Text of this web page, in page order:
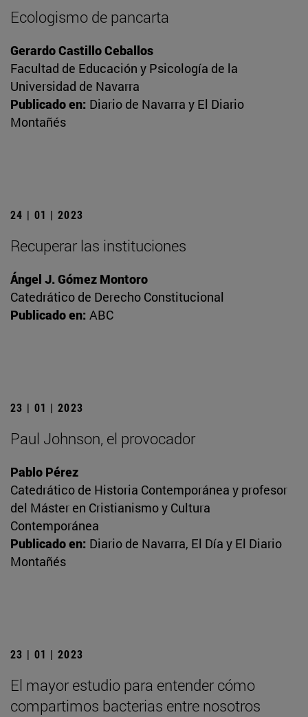
Ecologismo de pancarta
Gerardo Castillo Ceballos
Facultad de Educación y Psicología de la
Universidad de Navarra
Publicado en: Diario de Navarra y El Diario
Montañés
24 | 01 | 2023
Recuperar las instituciones
Ángel J. Gómez Montoro
Catedrático de Derecho Constitucional
Publicado en: ABC
23 | 01 | 2023
Paul Johnson, el provocador
Pablo Pérez
Catedrático de Historia Contemporánea y profesor
del Máster en Cristianismo y Cultura
Contemporánea
Publicado en: Diario de Navarra, El Día y El Diario
Montañés
23 | 01 | 2023
El mayor estudio para entender cómo
compartimos bacterias entre nosotros